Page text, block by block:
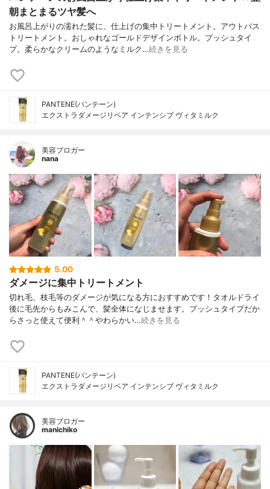
朝まとまるツヤ髪へ
お風呂上がりの濡れた髪に、仕上げの集中トリートメント。アウトバス
トリートメント。おしゃれなゴールドデザインボトル。プッシュタイ
プ。柔らかなクリームのようなミルク…続きを見る
PANTENE(パンテーン)
エクストラダメージリペア インテンシブ ヴィタミルク
美容ブロガー
nana
5.00
ダメージに集中トリートメント
切れ毛、枝毛等のダメージが気になる方におすすめです！タオルドライ
後に毛先からもみこんで、髪全体になじませます。プッシュタイプだか
らさっと使えて便利＾＾やわらかい…続きを見る
PANTENE(パンテーン)
エクストラダメージリペア インテンシブ ヴィタミルク
美容ブロガー
manichiko